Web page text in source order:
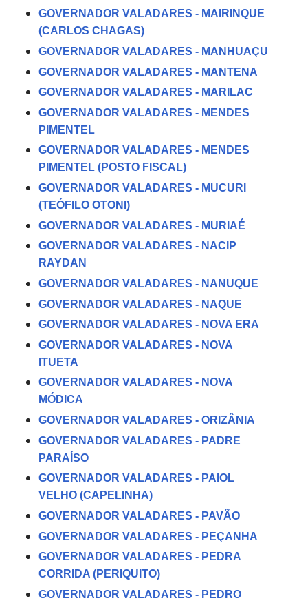
GOVERNADOR VALADARES - MAIRINQUE
(CARLOS CHAGAS)
GOVERNADOR VALADARES - MANHUAÇU
GOVERNADOR VALADARES - MANTENA
GOVERNADOR VALADARES - MARILAC
GOVERNADOR VALADARES - MENDES
PIMENTEL
GOVERNADOR VALADARES - MENDES
PIMENTEL (POSTO FISCAL)
GOVERNADOR VALADARES - MUCURI
(TEÓFILO OTONI)
GOVERNADOR VALADARES - MURIAÉ
GOVERNADOR VALADARES - NACIP
RAYDAN
GOVERNADOR VALADARES - NANUQUE
GOVERNADOR VALADARES - NAQUE
GOVERNADOR VALADARES - NOVA ERA
GOVERNADOR VALADARES - NOVA
ITUETA
GOVERNADOR VALADARES - NOVA
MÓDICA
GOVERNADOR VALADARES - ORIZÂNIA
GOVERNADOR VALADARES - PADRE
PARAÍSO
GOVERNADOR VALADARES - PAIOL
VELHO (CAPELINHA)
GOVERNADOR VALADARES - PAVÃO
GOVERNADOR VALADARES - PEÇANHA
GOVERNADOR VALADARES - PEDRA
CORRIDA (PERIQUITO)
GOVERNADOR VALADARES - PEDRO